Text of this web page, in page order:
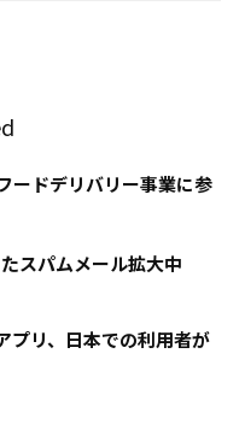
ードデリバリー事業に参
スパムメール拡大中
プリ、日本での利用者が